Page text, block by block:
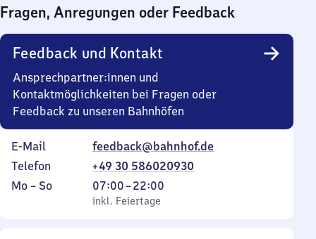
0
Uhr
Fragen, Anregungen oder Feedback
Feedback und Kontakt
Ansprechpartner:innen und
Kontaktmöglichkeiten bei Fragen oder
Feedback zu unseren Bahnhöfen
E-Mail
feedback@bahnhof.de
Telefon
+49 30 586020930
Montag
Mo – So,
inkl. Feiertage
07:00–22:00
Von
7
inkl. Feiertage